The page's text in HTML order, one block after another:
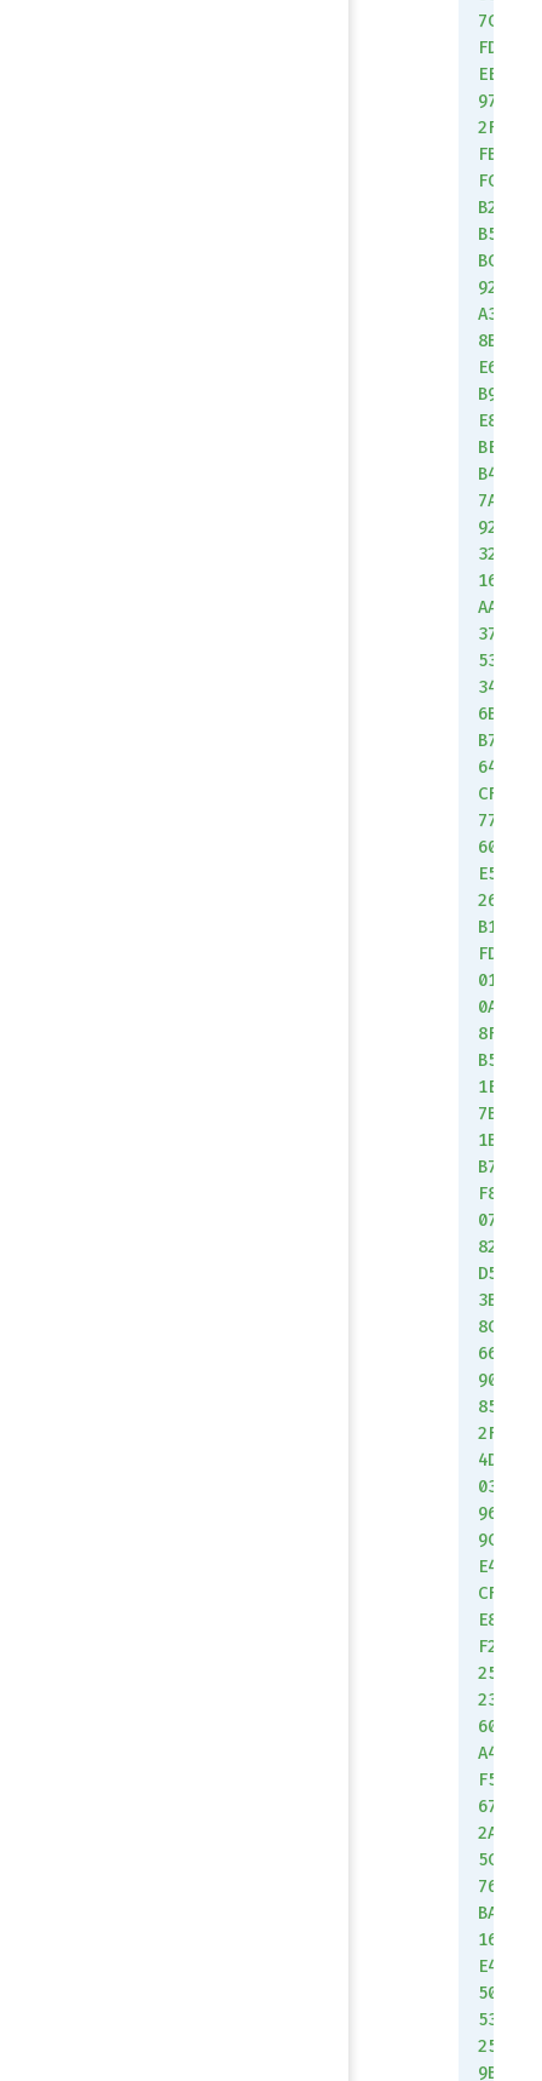
7C
FD
EE
97
2F
FB
FC
B2
B5
BC
92
A3
8B
E6
B9
E8
BE
B4
7A
92
32
16
AA
37
53
34
6B
B7
64
CF
77
60
E5
26
B1
FD
01
0A
8F
B5
1E
7B
1B
B7
F8
07
82
D5
3B
8C
66
90
85
2F
4D
03
96
9C
E4
CF
E8
F2
25
23
60
A4
F5
67
2A
5C
76
BA
16
E4
50
53
25
9B